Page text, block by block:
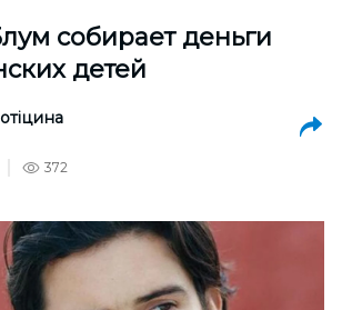
собирает деньги
детей
372